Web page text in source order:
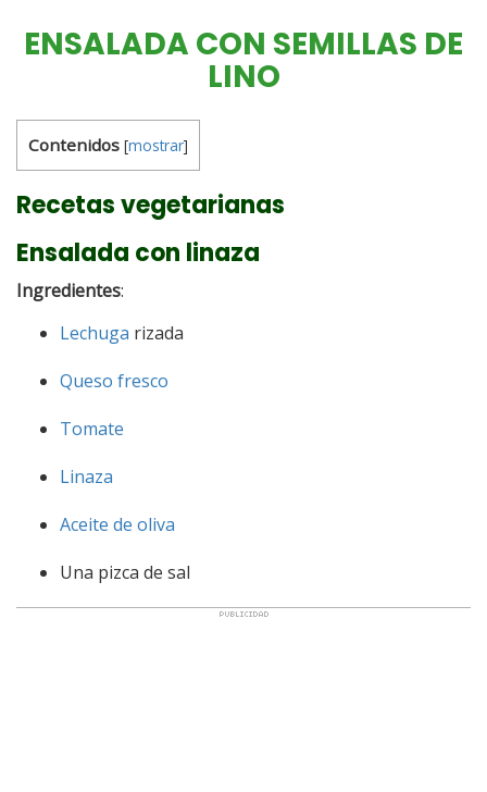
ENSALADA CON SEMILLAS DE
LINO
Contenidos [mostrar]
Recetas vegetarianas
Ensalada con linaza
Ingredientes:
Lechuga rizada
Queso fresco
Tomate
Linaza
Aceite de oliva
Una pizca de sal